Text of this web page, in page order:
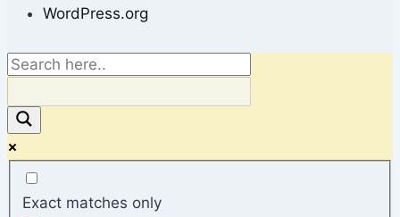
WordPress.org
Exact matches only